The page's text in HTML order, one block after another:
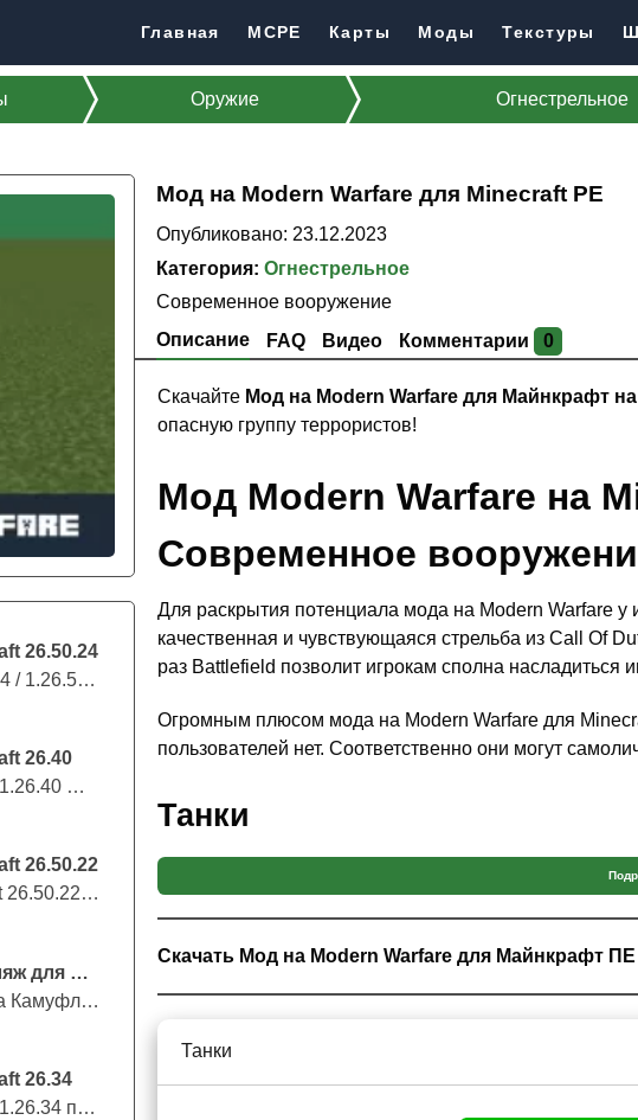
Главная MCPE Карты Моды Текстуры
Оружие Огнестрельное
Мод на Modern Warfare для Minecraft PE
Опубликовано: 23.12.2023
Категория:Огнестрельное
Cовременное вооружение
Описание
FAQ Видео Комментарии 0
26.50.24
Minecraft 26.50.24 / 1.26.50.24 предс...
26.40
Minecraft 26.40 / 1.26.40 — стабильны...
26.50.22
Сборка Minecraft 26.50.22 / 1.26.50.2...
Мод на Камуфляж для Майнкрафт ПЕ
Скачайте Мод на Камуфляж на Майнкрафт...
26.34
Minecraft 26.34 / 1.26.34 представляе...
Скачайте Мод на Modern Warfare для Майнкрафт
опасную группу террористов!
Мод Modern Warfare на
Современное
Для раскрытия потенциала мода на Modern Warfare
качественная и чувствующаяся стрельба из Call Of
раз Battlefield позволит игрокам сполна насладиться
Огромным плюсом мода на Modern Warfare для
пользователей нет. Соответственно они могут
Танки
В любой современной войне вооружённые
смерти могут в любой момент поставить точку в
понимали и решили добавить танки в своё
вертолёты вместе с солдатами.
уж стоит говорить о вертолёте, который в
зверя.Также в уничтожении танков игроку
Скачать Мод на Modern Warfare для Майнкрафт ПЕ
Танки